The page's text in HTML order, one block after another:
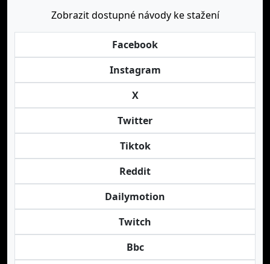
Zobrazit dostupné návody ke stažení
Facebook
Instagram
X
Twitter
Tiktok
Reddit
Dailymotion
Twitch
Bbc